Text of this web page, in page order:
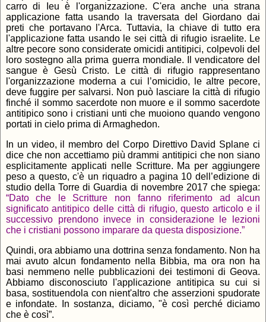
carro di Ieu è l'organizzazione. C'era anche una strana
applicazione fatta usando la traversata del Giordano dai
preti che portavano l'Arca. Tuttavia, la chiave di tutto era
l'applicazione fatta usando le sei città di rifugio israelite. Le
altre pecore sono considerate omicidi antitipici, colpevoli del
loro sostegno alla prima guerra mondiale. Il vendicatore del
sangue è Gesù Cristo. Le città di rifugio rappresentano
l'organizzazione moderna a cui l’omicidio, le altre pecore,
deve fuggire per salvarsi. Non può lasciare la città di rifugio
finché il sommo sacerdote non muore e il sommo sacerdote
antitipico sono i cristiani unti che muoiono quando vengono
portati in cielo prima di Armaghedon.
In un video, il membro del Corpo Direttivo David Splane ci
dice che non accettiamo più drammi antitipici che non siano
esplicitamente applicati nelle Scritture. Ma per aggiungere
peso a questo, c'è un riquadro a pagina 10 dell’edizione di
studio della Torre di Guardia di novembre 2017 che spiega:
“Dato che le Scritture non fanno riferimento ad alcun
significato antitipico delle città di rifugio, questo articolo e il
successivo prendono invece in considerazione le lezioni
che i cristiani possono imparare da questa disposizione.”
Quindi, ora abbiamo una dottrina senza fondamento. Non ha
mai avuto alcun fondamento nella Bibbia, ma ora non ha
basi nemmeno nelle pubblicazioni dei testimoni di Geova.
Abbiamo disconosciuto l'applicazione antitipica su cui si
basa, sostituendola con nient'altro che asserzioni spudorate
e infondate. In sostanza, diciamo, "è così perché diciamo
che è così”.